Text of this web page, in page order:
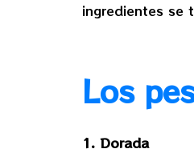
ingredientes se
Los
1. Dorada